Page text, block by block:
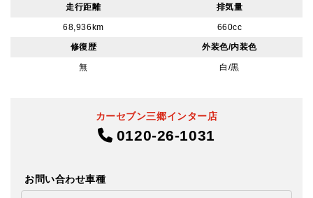
走行距離
排気量
68,936km
660cc
修復歴
外装色/内装色
無 白/黒
カーセブン三郷インター店
0120-26-1031
お問い合わせ車種